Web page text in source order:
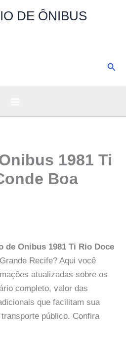
DE ÔNIBUS
1981 Ti
Boa
de Onibus 1981 Ti Rio Doce
Recife? Aqui você
atualizadas sobre os
completo, valor das
que facilitam sua
público. Confira